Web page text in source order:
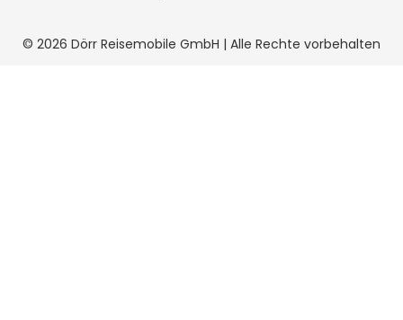
© 2026 Dörr Reisemobile GmbH | Alle Rechte vorbehalten